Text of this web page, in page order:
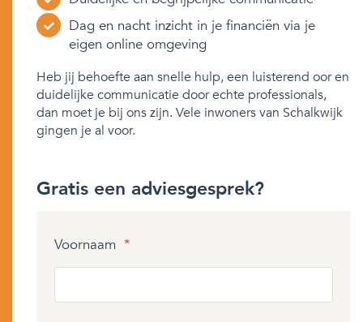
Dag en nacht inzicht in je financiën via je
eigen online omgeving
Heb jij behoefte aan snelle hulp, een luisterend oor en
duidelijke communicatie door echte professionals,
dan moet je bij ons zijn. Vele inwoners van Schalkwijk
gingen je al voor.
Gratis een adviesgesprek?
Voornaam *